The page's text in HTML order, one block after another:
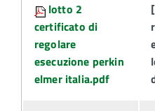
lotto 2
certificato di
regolare
esecuzione perkin
elmer italia.pdf